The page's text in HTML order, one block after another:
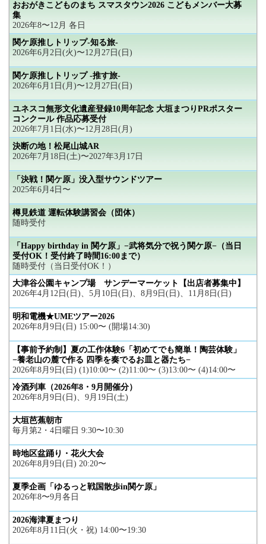
おおがきこどものまち スマスタウン2026 こどもメンバー大募
集
2026年8〜12月 各日
関ケ原推しトリップ-知る旅-
2026年6月2日(火)〜12月27日(日)
関ケ原推しトリップ -推す旅-
2026年6月1日(月)〜12月27日(日)
ユネスコ無形文化遺産登録10周年記念 大垣まつりPRポスター
コンクール 作品応募受付
2026年7月1日(水)〜12月28日(月)
決断の地！松尾山城AR
2026年7月18日(土)〜2027年3月17日
「決戦！関ケ原」没入型サウンドツアー
2025年6月4日〜
樽見鉄道 運転体験講習会（団体）
随時受付
「Happy birthday in 関ケ原」−武将気分で祝う関ケ原−（当日
受付OK！受付終了時間16:00まで）
随時受付（当日受付OK！）
大津谷公園キャンプ場 サンデーマーケット【出店者募集中】
2026年4月12日(日)、5月10日(日)、8月9日(日)、11月8日(日)
明和電機★UMEツアー2026
2026年8月9日(日) 15:00〜 (開場14:30)
【事前予約制】夏の工作体験6「初めてでも簡単！陶芸体験」
−養老山の麓で作る 四季を奏でるお皿と器たち−
2026年8月9日(日) (1)10:00〜 (2)11:00〜 (3)13:00〜 (4)14:00〜
冷酒列車（2026年8・9月開催分）
2026年8月9日(日)、9月19日(土)
大垣芭蕉朝市
毎月第2・4日曜日 9:30〜10:30
時地区盆踊り・花火大会
2026年8月9日(日) 20:20〜
夏季企画「ゆるっと戦国散歩in関ケ原」
2026年8〜9月各日
2026海津夏まつり
2026年8月11日(火・祝) 14:00〜19:30